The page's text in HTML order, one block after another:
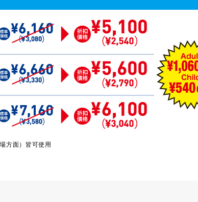
方面）皆可使用